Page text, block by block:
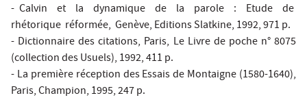
- Calvin et la dynamique de la parole : Etude de
rhétorique réformée, Genève, Editions Slatkine, 1992, 971 p.
- Dictionnaire des citations, Paris, Le Livre de poche n° 8075
(collection des Usuels), 1992, 411 p.
- La première réception des Essais de Montaigne (1580-1640),
Paris, Champion, 1995, 247 p.